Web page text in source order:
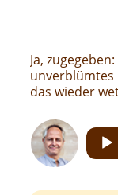
Ja,
unverblümtes
das wieder